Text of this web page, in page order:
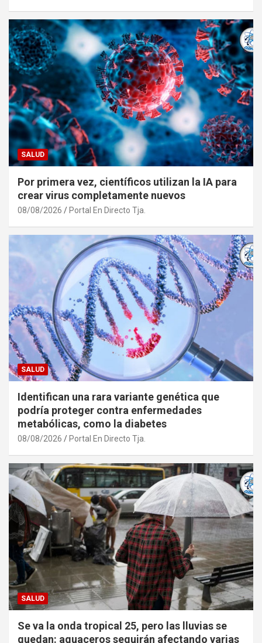
SALUD
Por primera vez, científicos utilizan la IA para
crear virus completamente nuevos
08/08/2026 Portal En Directo Tja.
SALUD
Identifican una rara variante genética que
podría proteger contra enfermedades
metabólicas, como la diabetes
08/08/2026 Portal En Directo Tja.
SALUD
Se va la onda tropical 25, pero las lluvias se
quedan: aguaceros seguirán afectando varias